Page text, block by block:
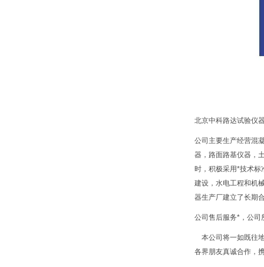
北京中科路达试验仪
公司主要生产经营混
器，路面路基仪器，
时，积极采用*技术
建设，水电工程和机
器生产厂建立了长期
公司售后服务*，公司
本公司将一如既往
各界朋友真诚合作，